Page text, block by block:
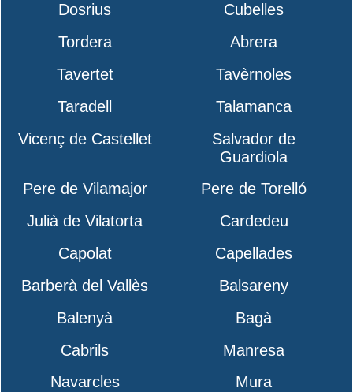
Dosrius
Cubelles
Tordera
Abrera
Tavertet
Tavèrnoles
Taradell
Talamanca
Vicenç de Castellet
Salvador de
Guardiola
Pere de Vilamajor
Pere de Torelló
Julià de Vilatorta
Cardedeu
Capolat
Capellades
Barberà del Vallès
Balsareny
Balenyà
Bagà
Cabrils
Manresa
Navarcles
Mura